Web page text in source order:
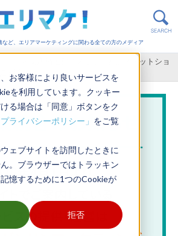
お客様により良いサービスを
を利用しています。クッキー
る場合は「同意」ボタンをク
プライバシーポリシー」 をご覧
ェブサイトを訪問したときに
。ブラウザーではトラッキン
憶するために1つのCookieが
拒否
など、エリアマーケティングに関わる全ての方のメディア
実店舗運営のメリットとは？ネットショ
紹介